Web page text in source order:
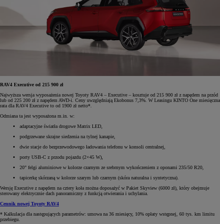
RAV4 Executive od 215 900 zł
Najwyższa wersja wyposażenia nowej Toyoty RAV4 – Executive – kosztuje od 215 900 zł z napędem na przód
lub od 225 200 zł z napędem AWD-i. Ceny uwzględniają Ekobonus 7,3%. W Leasingu KINTO One miesięczna
rata dla RAV4 Executive to od 1900 zł netto*.
Odmiana ta jest wyposażona m.in. w:
adaptacyjne światła drogowe Matrix LED,
podgrzewane skrajne siedzenia na tylnej kanapie,
dwie stacje do bezprzewodowego ładowania telefonu w konsoli centralnej,
porty USB-C z przodu pojazdu (2×45 W),
20" felgi aluminiowe w kolorze czarnym ze srebrnym wykończeniem z oponami 235/50 R20,
tapicerkę skórzaną w kolorze szarym lub czarnym (skóra naturalna i syntetyczna).
Wersję Executive z napędem na cztery koła można doposażyć w Pakiet Skyview (6000 zł), który obejmuje
sterowany elektrycznie dach panoramiczny z funkcją otwierania i uchylania.
Cennik nowej Toyoty RAV4
* Kalkulacja dla następujących parametrów: umowa na 36 miesięcy, 10% opłaty wstępnej, 60 tys. km limitu
przebiegu.